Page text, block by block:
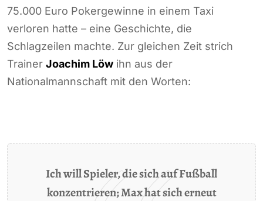
75.000 Euro Pokergewinne in einem Taxi
verloren hatte – eine Geschichte, die
Schlagzeilen machte. Zur gleichen Zeit strich
Trainer Joachim Löw ihn aus der
Nationalmannschaft mit den Worten:
Ich will Spieler, die sich auf Fußball
konzentrieren; Max hat sich erneut